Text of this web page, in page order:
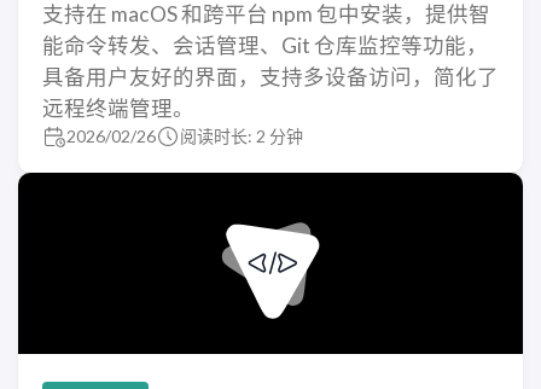
支持在 macOS 和跨平台 npm 包中安装，提供智
能命令转发、会话管理、Git 仓库监控等功能，
具备用户友好的界面，支持多设备访问，简化了
远程终端管理。
2026/02/26 阅读时长: 2 分钟